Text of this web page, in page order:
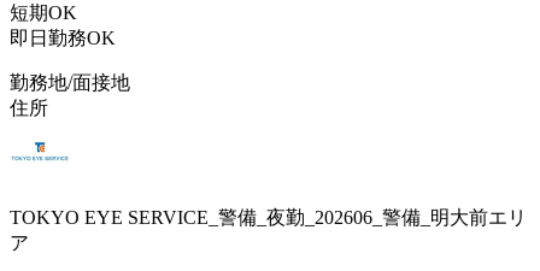
短期OK
即日勤務OK
勤務地/面接地
住所
TOKYO EYE SERVICE_警備_夜勤_202606_警備_明大前エリ
ア